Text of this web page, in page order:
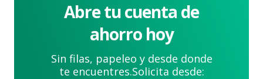
Abre tu cuenta de
ahorro hoy
Sin filas, papeleo y desde donde
te encuentres.Solicita desde: